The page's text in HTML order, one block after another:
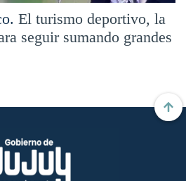
El turismo deportivo, la
seguir sumando grandes